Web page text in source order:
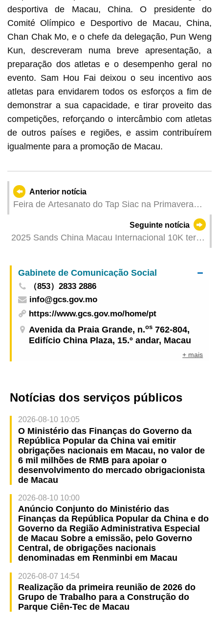
desportiva de Macau, China. O presidente do
Comité Olímpico e Desportivo de Macau, China,
Chan Chak Mo, e o chefe da delegação, Pun Weng
Kun, descreveram numa breve apresentação, a
preparação dos atletas e o desempenho geral no
evento. Sam Hou Fai deixou o seu incentivo aos
atletas para envidarem todos os esforços a fim de
demonstrar a sua capacidade, e tirar proveito das
competições, reforçando o intercâmbio com atletas
de outros países e regiões, e assim contribuírem
igualmente para a promoção de Macau.
Anterior notícia
Feira de Artesanato do Tap Siac na Primavera
Seguinte notícia
2025 Sands China Macau Internacional 10K terá
Gabinete de Comunicação Social
（853）2833 2886
info@gcs.gov.mo
https://www.gcs.gov.mo/home/pt
Avenida da Praia Grande, n.os 762-804,
Edifício China Plaza, 15.º andar, Macau
+ mais
Notícias dos serviços públicos
2026-08-10 10:05
O Ministério das Finanças do Governo da
República Popular da China vai emitir
obrigações nacionais em Macau, no valor de
6 mil milhões de RMB para apoiar o
desenvolvimento do mercado obrigacionista
de Macau
2026-08-10 10:00
Anúncio Conjunto do Ministério das
Finanças da República Popular da China e do
Governo da Região Administrativa Especial
de Macau Sobre a emissão, pelo Governo
Central, de obrigações nacionais
denominadas em Renminbi em Macau
2026-08-07 14:54
Realização da primeira reunião de 2026 do
Grupo de Trabalho para a Construção do
Parque Ciên-Tec de Macau